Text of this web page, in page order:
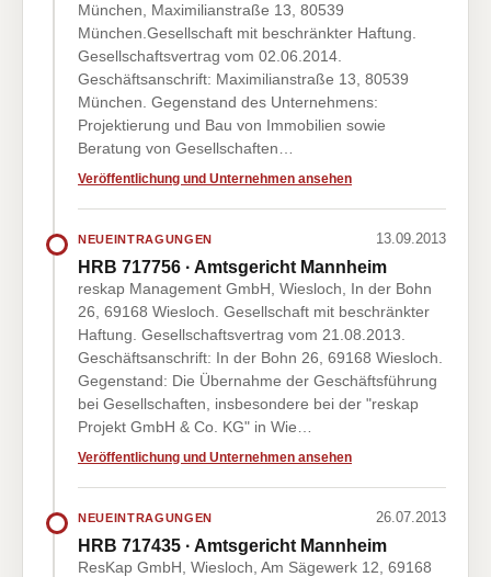
München, Maximilianstraße 13, 80539
München.Gesellschaft mit beschränkter Haftung.
Gesellschaftsvertrag vom 02.06.2014.
Geschäftsanschrift: Maximilianstraße 13, 80539
München. Gegenstand des Unternehmens:
Projektierung und Bau von Immobilien sowie
Beratung von Gesellschaften…
Veröffentlichung und Unternehmen ansehen
NEUEINTRAGUNGEN 13.09.2013
HRB 717756 · Amtsgericht Mannheim
reskap Management GmbH, Wiesloch, In der Bohn
26, 69168 Wiesloch. Gesellschaft mit beschränkter
Haftung. Gesellschaftsvertrag vom 21.08.2013.
Geschäftsanschrift: In der Bohn 26, 69168 Wiesloch.
Gegenstand: Die Übernahme der Geschäftsführung
bei Gesellschaften, insbesondere bei der "reskap
Projekt GmbH & Co. KG" in Wie…
Veröffentlichung und Unternehmen ansehen
NEUEINTRAGUNGEN 26.07.2013
HRB 717435 · Amtsgericht Mannheim
ResKap GmbH, Wiesloch, Am Sägewerk 12, 69168